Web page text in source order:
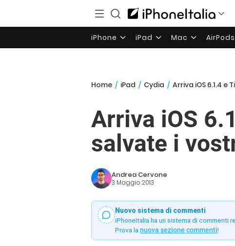
iPhone iPad Mac AirPods
Home / iPad / Cydia / Arriva iOS 6.1.4 e
Arriva iOS
salvate i
Andrea Cervone
3 Maggio 2013
Nuovo sistema di commenti
iPhoneItalia ha un sistema di commenti
Prova la nuova sezione commenti!